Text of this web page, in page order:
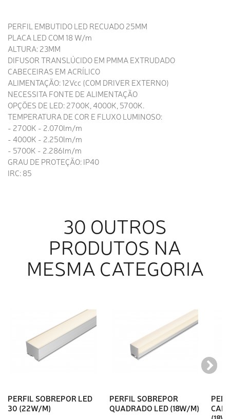
PERFIL EMBUTIDO LED RECUADO 25MM
PLACA LED COM 18 W/m
ALTURA: 23MM
DIFUSOR TRANSLÚCIDO EM PMMA EXTRUDADO
CABECEIRAS EM ACRÍLICO
ALIMENTAÇÃO: 12Vcc (COM DRIVER EXTERNO)
NECESSITA FONTE DE ALIMENTAÇÃO
OPÇÕES DE LED: 2700K, 4000K, 5700K.
TEMPERATURA DE COR E FLUXO LUMINOSO:
- 2700K - 2.070lm/m
- 4000K - 2.250lm/m
- 5700K - 2.286lm/m
GRAU DE PROTEÇÃO: IP40
IRC: 85
30 OUTROS
PRODUTOS NA
MESMA CATEGORIA
PERFIL SOBREPOR LED
30 (22W/M)
PERFIL SOBREPOR
QUADRADO LED (18W/M)